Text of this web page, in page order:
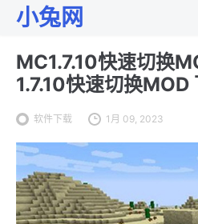
小兔网
MC1.7.10快速切换
1.7.10快速切换MOD
软件下载 1月 09, 2023